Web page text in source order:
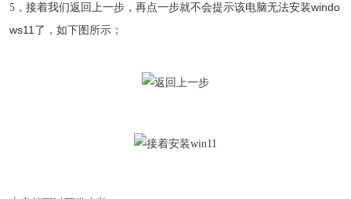
5，接着我们返回上一步，再点一步就不会提示该电脑无法安装windo
ws11了 ，如下图所示；